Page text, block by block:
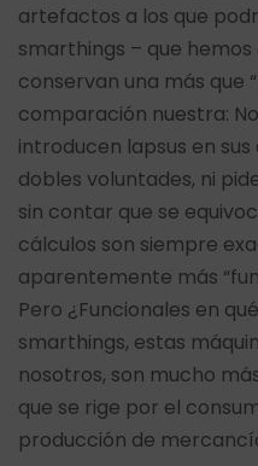
artefactos a los que
smarthings – que
conservan una más que
comparación nuestra:
introducen lapsus en
dobles voluntades, ni
sin contar que se
cálculos son siempre
aparentemente más
Pero ¿Funcionales en
smarthings, estas
nosotros, son mucho
que se rige por el
producción de